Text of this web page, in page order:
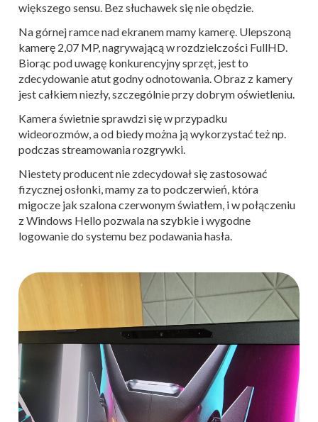
większego sensu. Bez słuchawek się nie obędzie.
Na górnej ramce nad ekranem mamy kamerę. Ulepszoną
kamerę 2,07 MP, nagrywającą w rozdzielczości FullHD.
Biorąc pod uwagę konkurencyjny sprzęt, jest to
zdecydowanie atut godny odnotowania. Obraz z kamery
jest całkiem niezły, szczególnie przy dobrym oświetleniu.
Kamera świetnie sprawdzi się w przypadku
wideorozmów, a od biedy można ją wykorzystać też np.
podczas streamowania rozgrywki.
Niestety producent nie zdecydował się zastosować
fizycznej osłonki, mamy za to podczerwień, która
migocze jak szalona czerwonym światłem, i w połączeniu
z Windows Hello pozwala na szybkie i wygodne
logowanie do systemu bez podawania hasła.